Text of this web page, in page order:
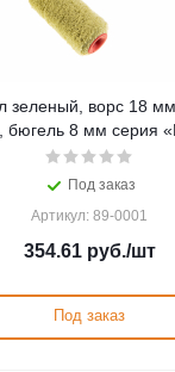
зеленый, ворс 18
8 мм серия
Под заказ
Артикул: 89-0001
354.61руб./шт
Под заказ